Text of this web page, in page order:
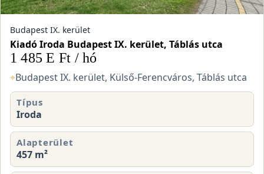
Budapest IX. kerület
Kiadó Iroda Budapest IX. kerület, Táblás utca
1 485 E Ft / hó
⌖Budapest IX. kerület, Külső-Ferencváros, Táblás utca
Típus
Iroda
Alapterület
457 m²